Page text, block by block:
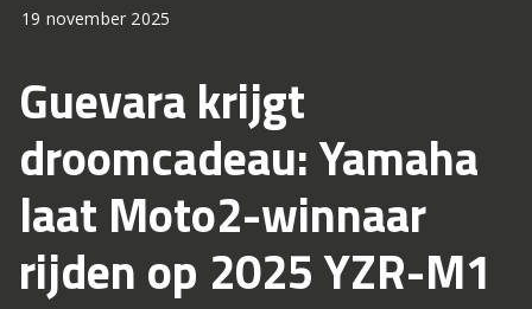
19 november 2025
Guevara krijgt
droomcadeau: Yamaha
laat Moto2-winnaar
rijden op 2025 YZR-M1